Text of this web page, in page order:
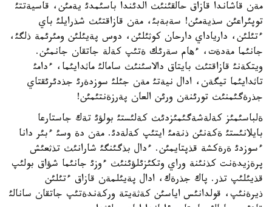
مةن قاشاندا قازاق حالقئنئث الدئندا باسئمدئ يةمئن، قاسيةتتئ
توپئراعئن سذيةمئن! سةبةبئ، مةن قازاقتئث شذرايلئ باي
ءتئلئن، دارياداي دارحان كوثئلئن، دوس پةيئلئن ومئرئمة ذلگئ،
جانئما مةدةت، ءهام سةرئك ةتئپ كةلة جاتقان جانمئن.
ويتكةنئ قازاقتئث بايتاق دالاسئنئث سامالئ ماثدايئما، ءدامئ
تاثدايئما تيگةن، ادال نيةتئ مةن جئلئ سوزدةرئ جذدئرئقتاي
جذرةگئمنئث تورئنةن ورئن العان پةرزةنتئمئن!
ةلباسئمئز كةلةشةگئمئزدئث كةلئستئ بولؤئ تةك جاستارعا
بايلانئستئ ةكةنئن ذنةمئ ايتئپ كةلةدئ. مةن دة وسئ ءبئر دانا
ءسوزدئ ةرةكشة قذپتايمئن. ءدال بذگئنگئ شارانئث تذثعئش
پرةزيدةنت كذنئنة وراي وتكئزئلؤئنئث ءوزئ جانئما شؤاق بولئپ
قذيئلئپ تذر. پاك جذرةك، ادال پةيئلمةن قازاق ءتئلئن
ذيرةنئپ، قولدانئس اياسئن كةثةيتة وركةندةتئپ جاتقان سانالئ